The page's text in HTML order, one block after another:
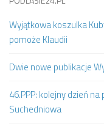
Wyjątkowa koszulka
pomoże Klaudii
Dwie nowe publikacje
46.PPP: kolejny dzień
Suchedniowa